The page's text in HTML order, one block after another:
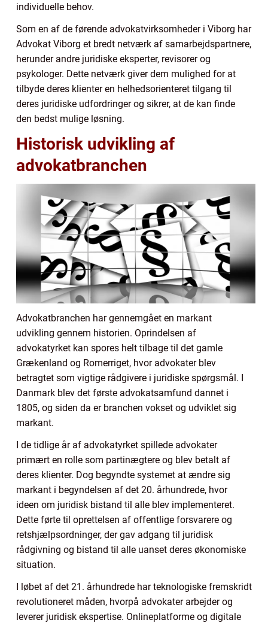
individuelle behov.
Som en af de førende advokatvirksomheder i Viborg har
Advokat Viborg et bredt netværk af samarbejdspartnere,
herunder andre juridiske eksperter, revisorer og
psykologer. Dette netværk giver dem mulighed for at
tilbyde deres klienter en helhedsorienteret tilgang til
deres juridiske udfordringer og sikrer, at de kan finde
den bedst mulige løsning.
Historisk udvikling af
advokatbranchen
Advokatbranchen har gennemgået en markant
udvikling gennem historien. Oprindelsen af
advokatyrket kan spores helt tilbage til det gamle
Grækenland og Romerriget, hvor advokater blev
betragtet som vigtige rådgivere i juridiske spørgsmål. I
Danmark blev det første advokatsamfund dannet i
1805, og siden da er branchen vokset og udviklet sig
markant.
I de tidlige år af advokatyrket spillede advokater
primært en rolle som partinægtere og blev betalt af
deres klienter. Dog begyndte systemet at ændre sig
markant i begyndelsen af det 20. århundrede, hvor
ideen om juridisk bistand til alle blev implementeret.
Dette førte til oprettelsen af offentlige forsvarere og
retshjælpsordninger, der gav adgang til juridisk
rådgivning og bistand til alle uanset deres økonomiske
situation.
I løbet af det 21. århundrede har teknologiske fremskridt
revolutioneret måden, hvorpå advokater arbejder og
leverer juridisk ekspertise. Onlineplatforme og digitale